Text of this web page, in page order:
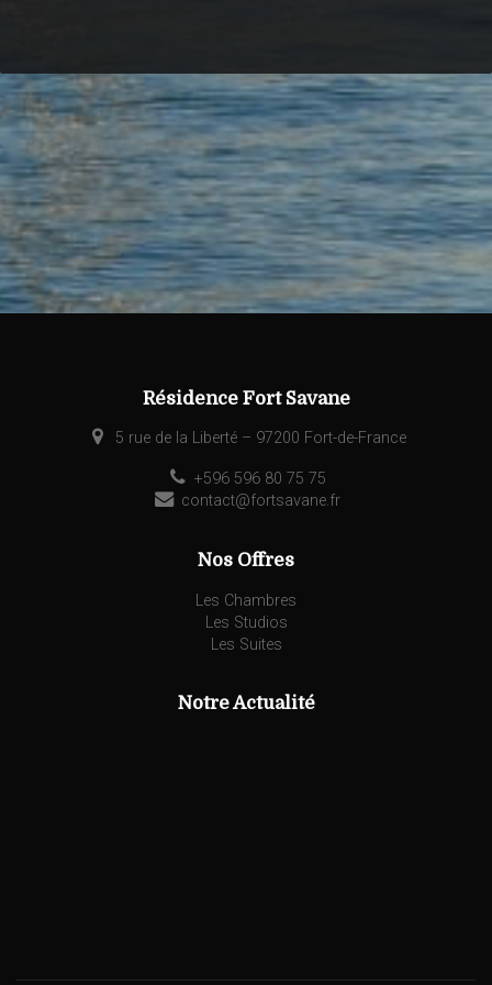
Résidence Fort Savane
5 rue de la Liberté – 97200 Fort-de-France
+596 596 80 75 75
contact@fortsavane.fr
Nos Offres
Les Chambres
Les Studios
Les Suites
Notre Actualité